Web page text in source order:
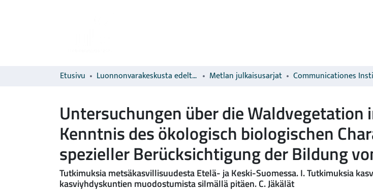
Etusivu Luonnonvarakeskusta edeltävien organisaatioiden sarjat Metlan julkaisusarjat
Untersuchungen über die
Kenntnis des ökologisch biologischen
spezieller Berücksichtigung der Bildung
Tutkimuksia metsäkasvillisuudesta Etelä- ja Keski-Suomessa. I. Tutkimuksia
kasviyhdyskuntien muodostumista silmällä pitäen. C. Jäkälät